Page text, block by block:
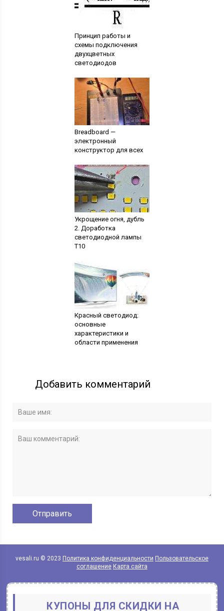
Принцип работы и
схемы подключения
двухцветных
светодиодов
Breadboard —
электронный
конструктор для всех
Укрощение огня, дубль
2. Доработка
светодиодной лампы
Т10
Красный светодиод:
основные
характеристики и
области применения
Добавить комментарий
vesali.ru © 2023 Политика конфиденциальности Пользовательское
соглашение Карта сайта
КУПОНЫ ДЛЯ СКИДКИ НА